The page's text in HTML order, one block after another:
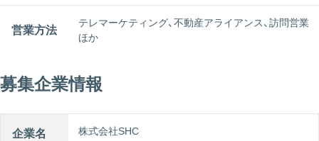
営業方法
テレマーケティング、不動産アライアンス、訪問営業
ほか
募集企業情報
企業名 株式会社SHC